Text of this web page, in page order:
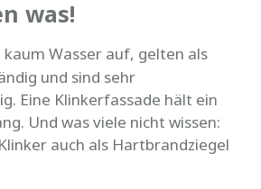
was!
Wasser auf, gelten als
und sind sehr
Eine Klinkerfassade hält ein
Und was viele nicht wissen:
auch als Hartbrandziegel